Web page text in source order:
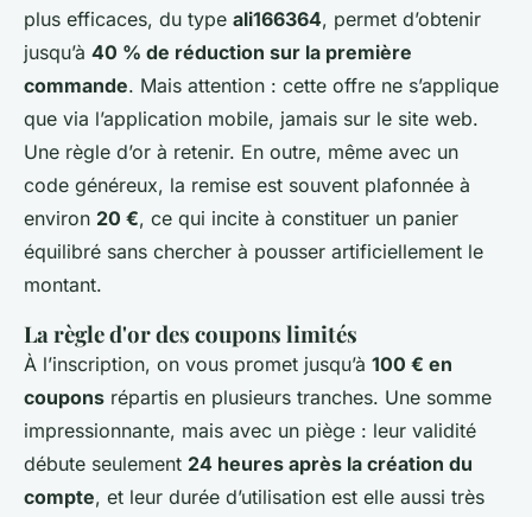
plus efficaces, du type ali166364, permet d’obtenir
jusqu’à 40 % de réduction sur la première
commande. Mais attention : cette offre ne s’applique
que via l’application mobile, jamais sur le site web.
Une règle d’or à retenir. En outre, même avec un
code généreux, la remise est souvent plafonnée à
environ 20 €, ce qui incite à constituer un panier
équilibré sans chercher à pousser artificiellement le
montant.
La règle d'or des coupons limités
À l’inscription, on vous promet jusqu’à 100 € en
coupons répartis en plusieurs tranches. Une somme
impressionnante, mais avec un piège : leur validité
débute seulement 24 heures après la création du
compte, et leur durée d’utilisation est elle aussi très